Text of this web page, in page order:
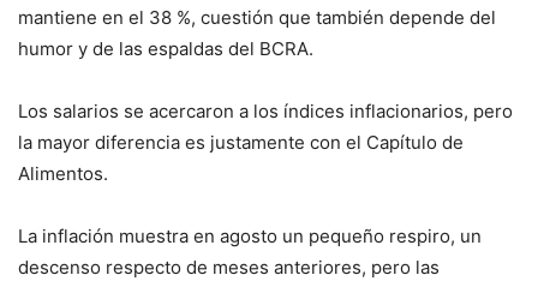
mantiene en el 38 %, cuestión que también depende del
humor y de las espaldas del BCRA.
Los salarios se acercaron a los índices inflacionarios, pero
la mayor diferencia es justamente con el Capítulo de
Alimentos.
La inflación muestra en agosto un pequeño respiro, un
descenso respecto de meses anteriores, pero las